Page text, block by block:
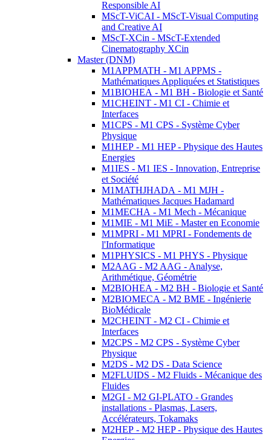
Responsible AI
MScT-ViCAI - MScT-Visual Computing
and Creative AI
MScT-XCin - MScT-Extended
Cinematography XCin
Master (DNM)
M1APPMATH - M1 APPMS -
Mathématiques Appliquées et Statistiques
M1BIOHEA - M1 BH - Biologie et Santé
M1CHEINT - M1 CI - Chimie et
Interfaces
M1CPS - M1 CPS - Système Cyber
Physique
M1HEP - M1 HEP - Physique des Hautes
Energies
M1IES - M1 IES - Innovation, Entreprise
et Société
M1MATHJHADA - M1 MJH -
Mathématiques Jacques Hadamard
M1MECHA - M1 Mech - Mécanique
M1MIE - M1 MiE - Master en Economie
M1MPRI - M1 MPRI - Fondements de
l'Informatique
M1PHYSICS - M1 PHYS - Physique
M2AAG - M2 AAG - Analyse,
Arithmétique, Géométrie
M2BIOHEA - M2 BH - Biologie et Santé
M2BIOMECA - M2 BME - Ingénierie
BioMédicale
M2CHEINT - M2 CI - Chimie et
Interfaces
M2CPS - M2 CPS - Système Cyber
Physique
M2DS - M2 DS - Data Science
M2FLUIDS - M2 Fluids - Mécanique des
Fluides
M2GI - M2 GI-PLATO - Grandes
installations - Plasmas, Lasers,
Accélérateurs, Tokamaks
M2HEP - M2 HEP - Physique des Hautes